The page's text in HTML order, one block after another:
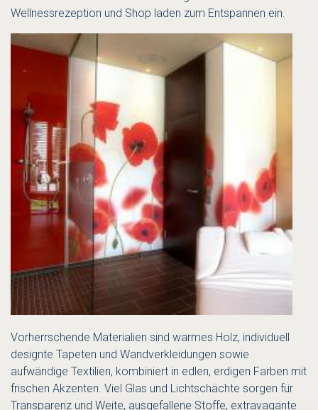
Wellnessrezeption und Shop laden zum Entspannen ein.
Vorherrschende Materialien sind warmes Holz, individuell
designte Tapeten und Wandverkleidungen sowie
aufwändige Textilien, kombiniert in edlen, erdigen Farben mit
frischen Akzenten. Viel Glas und Lichtschächte sorgen für
Transparenz und Weite, ausgefallene Stoffe, extravagante